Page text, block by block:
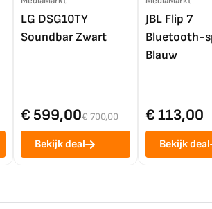
LG DSG10TY
Soundbar Zwart
€ 599,00€ 700,00
Bekijk deal
JBL Flip 7
Bluetooth-
Blauw
€ 113,00
Bekijk deal